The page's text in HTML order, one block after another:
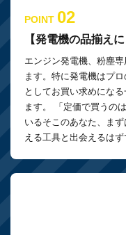
POINT 02
【発電機の品揃え
エンジン発電機、粉塵
ます。特に発電機はプ
としてお買い求めにな
ます。 「定価で買うの
いるそこのあなた、ま
える工具と出会えるはず